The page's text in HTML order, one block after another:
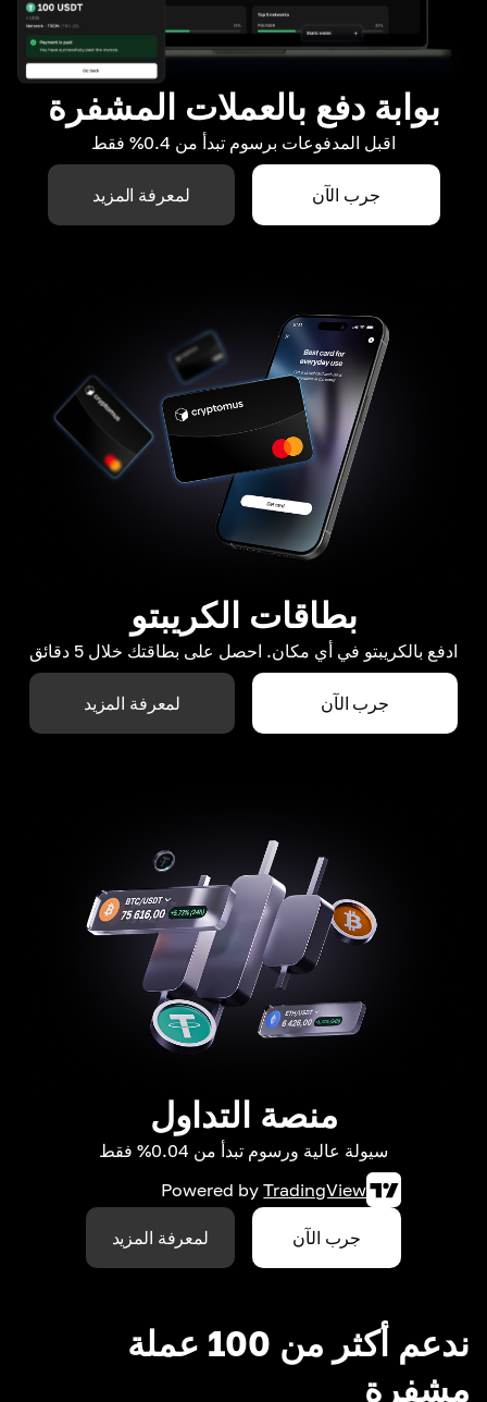
بوابة دفع بالعملات المشفرة
اقبل المدفوعات برسوم تبدأ من 0.4% فقط
جرب الآن لمعرفة المزيد
بطاقات الكريبتو
ادفع بالكريبتو في أي مكان. احصل على بطاقتك خلال 5 دقائق
جرب الآن لمعرفة المزيد
منصة التداول
سيولة عالية ورسوم تبدأ من 0.04% فقط
Powered by TradingView
جرب الآن لمعرفة المزيد
ندعم أكثر من 100 عملة
مشفرة